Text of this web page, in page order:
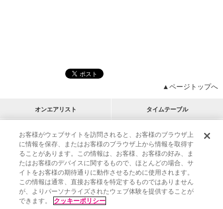
▲ページトップへ
オンエアリスト タイムテーブル
プログラムリスト チャート
アーティストリスト
M-ON!
RECOMMEND
リクエスト
インフォメーション | プレゼント&ご招待
MUSIC ON! TV（エムオン!）とは？ | サポート
サイト案内
| エムオン!友の会 | クッキーの詳細
お客様がウェブサイトを訪問されると、お客様のブラウザ上
に情報を保存、またはお客様のブラウザ上から情報を取得す
ることがあります。この情報は、お客様、お客様の好み、ま
たはお客様のデバイスに関するもので、ほとんどの場合、サ
イトをお客様の期待通りに動作させるために使用されます。
この情報は通常、直接お客様を特定するものではありません
が、よりパーソナライズされたウェブ体験を提供することが
できます。
クッキーポリシー